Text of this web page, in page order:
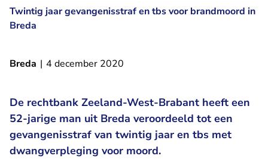
Twintig jaar gevangenisstraf en tbs voor brandmoord in
Breda
Breda | 4 december 2020
De rechtbank Zeeland-West-Brabant heeft een
52-jarige man uit Breda veroordeeld tot een
gevangenisstraf van twintig jaar en tbs met
dwangverpleging voor moord.